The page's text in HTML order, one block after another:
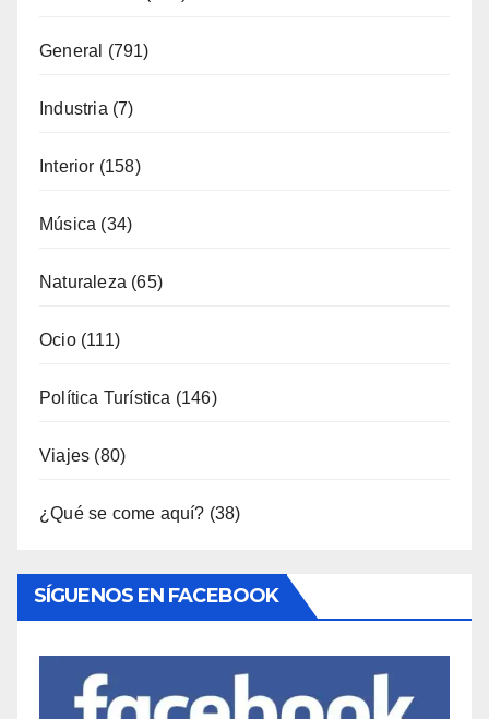
General (791)
Industria (7)
Interior (158)
Música (34)
Naturaleza (65)
Ocio(111)
Política Turística (146)
Viajes (80)
¿Qué se come aquí? (38)
SÍGUENOS EN FACEBOOK